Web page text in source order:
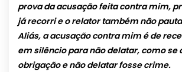
prova da acusação feita contra mim,
já recorri e o relator também não
Aliás, a acusação contra mim é de
em silêncio para não delatar, como se
obrigação e não delatar fosse crime.